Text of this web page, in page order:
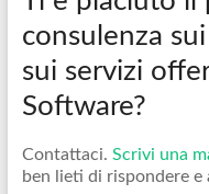
consulenza
sui servizi
Software?
Contattaci. Scrivi una
ben lieti di rispondere